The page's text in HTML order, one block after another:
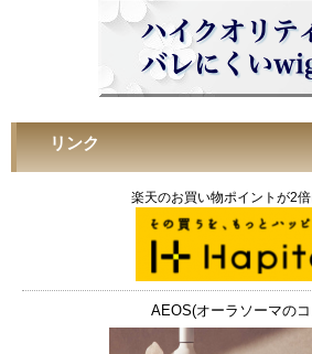
リンク
楽天のお買い物ポイントが2倍
AEOS(オーラソーマの